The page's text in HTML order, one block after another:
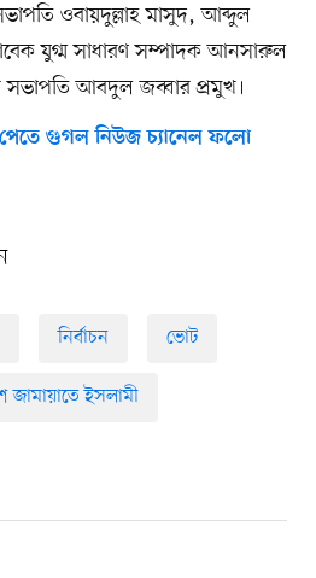
ওবায়দুল্লাহ মাসুদ, আব্দুল
যুগ্ম সাধারণ সম্পাদক আনসারুল
সভাপতি আবদুল জব্বার প্রমুখ।
গুগল নিউজ চ্যানেল ফলো
নির্বাচন ভোট
জামায়াতে ইসলামী